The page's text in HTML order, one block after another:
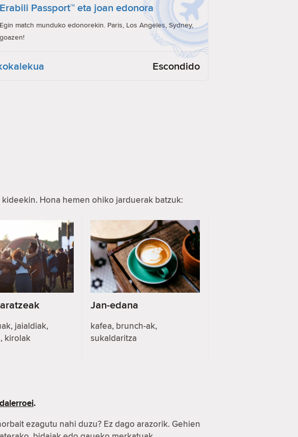
Erabili Passport™ eta joan edonora
Egin match munduko edonorekin. Paris, Los Angeles, Sydney,
goazen!
Escondido
Hona hemen ohiko jarduerak batzuk:
jaialdiak,
kirolak
Jan-edana
kafea, brunch-ak,
sukaldaritza
.
ezagutu nahi duzu? Ez dago arazorik. Gehien